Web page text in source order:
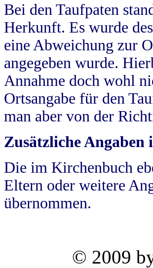
Bei den Taufpaten
Herkunft. Es wurde
eine Abweichung zur
angegeben wurde.
Annahme doch wohl
Ortsangabe für den
man aber von der
Zusätzliche
Die im Kirchenbuch
Eltern oder weitere
übernommen.
© 2009